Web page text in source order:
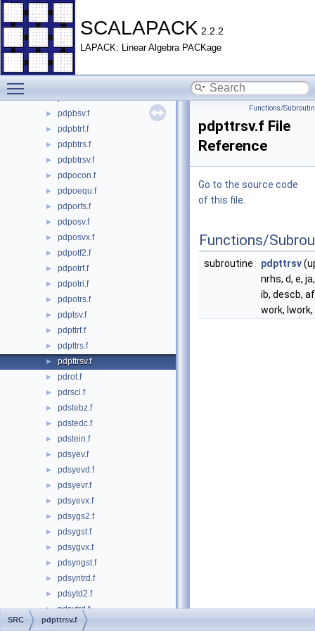
SCALAPACK 2.2.2
LAPACK: Linear Algebra PACKage
► pdormql.f
► pdormqr.f
► pdormr2.f
► pdormr3.f
► pdormrq.f
► pdormtr.f
► pdpbsv.f
► pdpbtrf.f
► pdpbtrs.f
► pdpbtrsv.f
► pdpocon.f
► pdpoequ.f
► pdporfs.f
► pdposv.f
► pdposvx.f
► pdpotf2.f
► pdpotrf.f
► pdpotri.f
► pdpotrs.f
► pdptsv.f
► pdpttrf.f
► pdpttrs.f
► pdpttrsv.f
► pdrot.f
► pdrscl.f
► pdstebz.f
► pdstedc.f
► pdstein.f
► pdsyev.f
► pdsyevd.f
► pdsyevr.f
► pdsyevx.f
► pdsygs2.f
► pdsygst.f
► pdsygvx.f
► pdsyngst.f
► pdsyntrd.f
► pdsytd2.f
► pdsytrd.f
► pdsyttrd.f
Functions/
pdpttrsv.f File
Reference
Go to the source code
of this file.
Functions/
subroutine pdpttrsv
nrhs, d, e,
ib, descb,
work,
SRC pdpttrsv.f